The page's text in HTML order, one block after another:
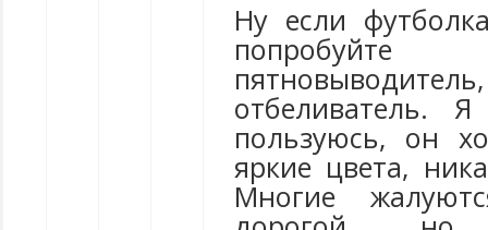
Ну если
отбеливатель.
пользуюсь, он
яркие цвета,
Многие